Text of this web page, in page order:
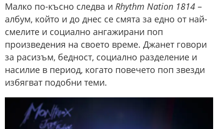
Малко по-късно следва и Rhythm Nation 1814 –
албум, който и до днес се смята за едно от най-
смелите и социално ангажирани поп
произведения на своето време. Джанет говори
за расизъм, бедност, социално разделение и
насилие в период, когато повечето поп звезди
избягват подобни теми.